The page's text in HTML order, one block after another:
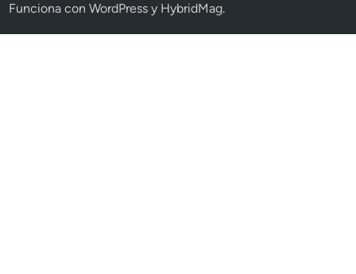
Funciona conWordPress y HybridMag.